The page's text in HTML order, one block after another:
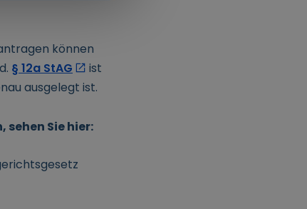
können
§ 12a StAG
ist
ausgelegt ist.
Sie hier: